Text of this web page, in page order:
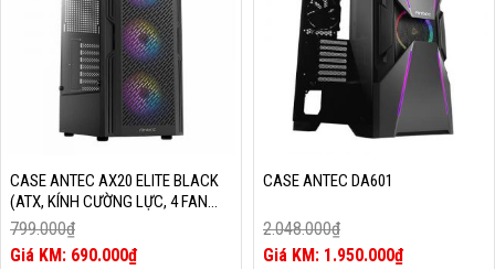
CASE ANTEC AX20 ELITE BLACK
(ATX, KÍNH CƯỜNG LỰC, 4 FAN
RGB)
799.000₫
Giá
690.000₫
CASE ANTEC DA601
2.048.000₫
Giá
1.950.000₫